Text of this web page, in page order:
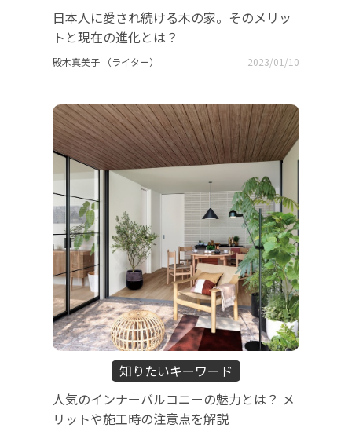
日本人に愛され続ける木の家。そのメリッ
トと現在の進化とは？
殿木真美子 （ライター） 2023/01/10
知りたいキーワード
人気のインナーバルコニーの魅力とは？ メ
リットや施工時の注意点を解説